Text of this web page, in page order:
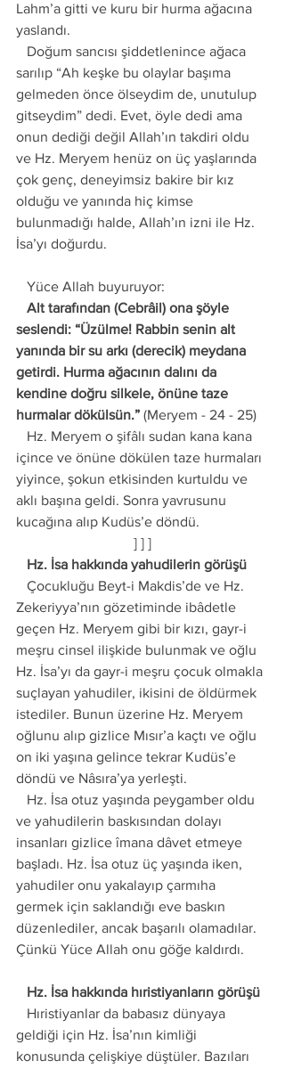
Lahm’a gitti ve kuru bir hurma ağacına
yaslandı.
sarılıp “Ah keşke bu olaylar başıma
gelmeden önce ölseydim de, unutulup
gitseydim” dedi. Evet, öyle dedi ama
onun dediği değil Allah’ın takdiri oldu
ve Hz. Meryem henüz on üç yaşlarında
çok genç, deneyimsiz bakire bir kız
olduğu ve yanında hiç kimse
bulunmadığı halde, Allah’ın izni ile Hz.
İsa’yı doğurdu.
   Yüce Allah buyuruyor:
seslendi: “Üzülme! Rabbin senin alt
yanında bir su arkı (derecik) meydana
getirdi. Hurma ağacının dalını da
kendine doğru silkele, önüne taze
hurmalar dökülsün.” (Meryem - 24 - 25)
içince ve önüne dökülen taze hurmaları
yiyince, şokun etkisinden kurtuldu ve
aklı başına geldi. Sonra yavrusunu
kucağına alıp Kudüs’e döndü.
] ] ]
   Hz. İsa hakkında yahudilerin görüşü
Zekeriyya’nın gözetiminde ibâdetle
geçen Hz. Meryem gibi bir kızı, gayr-i
meşru cinsel ilişkide bulunmak ve oğlu
Hz. İsa’yı da gayr-i meşru çocuk olmakla
suçlayan yahudiler, ikisini de öldürmek
istediler. Bunun üzerine Hz. Meryem
oğlunu alıp gizlice Mısır’a kaçtı ve oğlu
on iki yaşına gelince tekrar Kudüs’e
döndü ve Nâsıra’ya yerleşti.
ve yahudilerin baskısından dolayı
insanları gizlice îmana dâvet etmeye
başladı. Hz. İsa otuz üç yaşında iken,
yahudiler onu yakalayıp çarmıha
germek için saklandığı eve baskın
düzenlediler, ancak başarılı olamadılar.
Çünkü Yüce Allah onu göğe kaldırdı.
   Hz. İsa hakkında hıristiyanların görüşü
geldiği için Hz. İsa’nın kimliği
konusunda çelişkiye düştüler. Bazıları